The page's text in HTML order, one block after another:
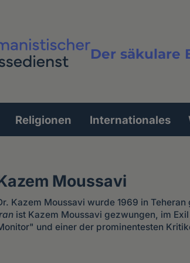
Der säkulare
Volltextsuche
Religionen Internationales
Moussavi
Kazem Moussavi wurde 1969 in
ist Kazem Moussavi gezwungen, im
und einer der prominentesten